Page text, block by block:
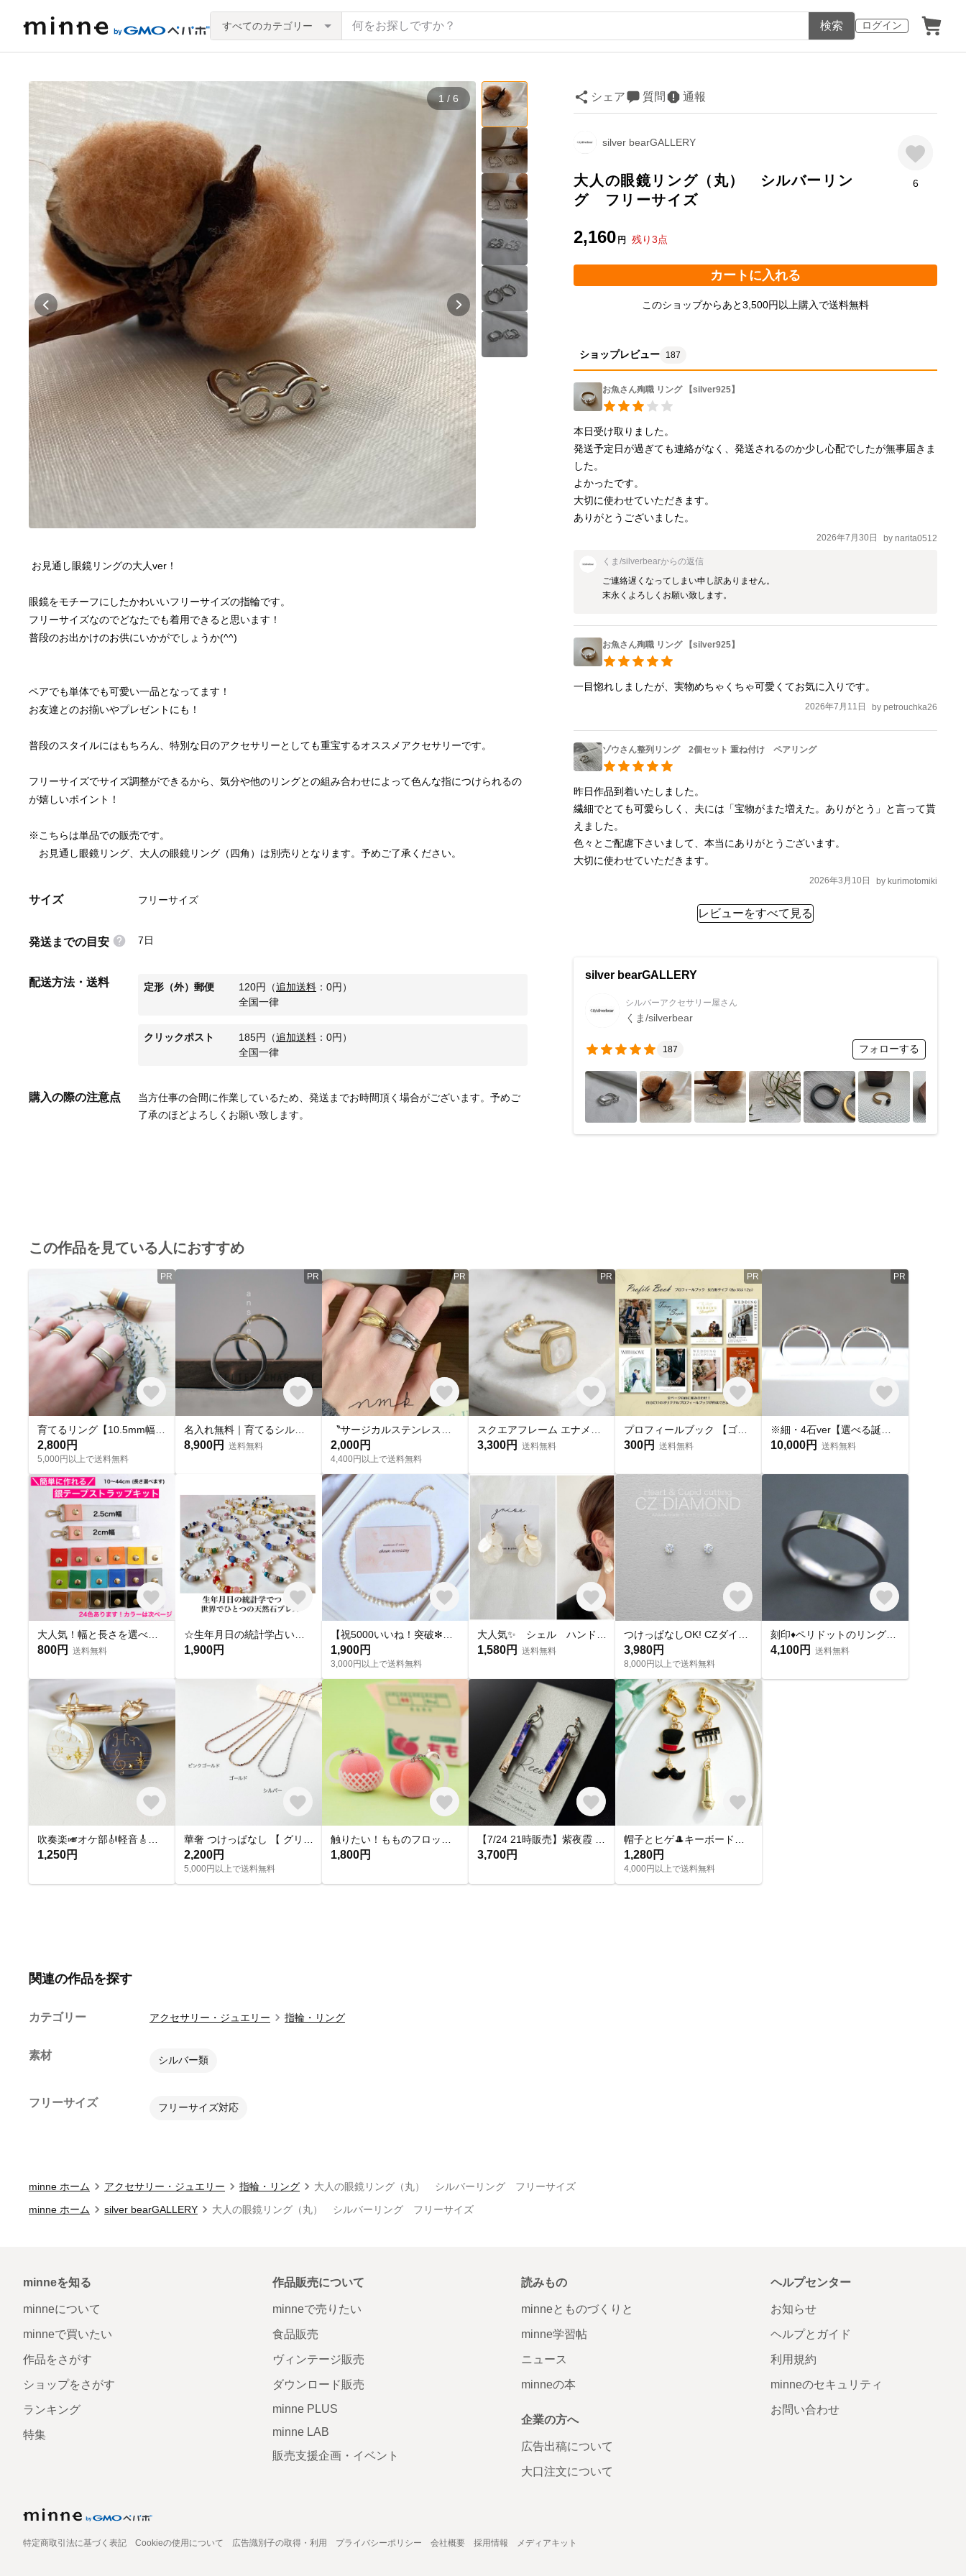
ログイン
すべてのカテゴリー 検索
1 / 6 シェア 質問 通報
silver bearGALLERY
大人の眼鏡リング（丸） シルバーリン
グ フリーサイズ
2,160 円 残り3点
6
カートに入れる
このショップからあと3,500円以上購入で送料無料
お見通し眼鏡リングの大人ver！
眼鏡をモチーフにしたかわいいフリーサイズの指輪です。
フリーサイズなのでどなたでも着用できると思います！
普段のお出かけのお供にいかがでしょうか(^^)
ペアでも単体でも可愛い一品となってます！
お友達とのお揃いやプレゼントにも！
普段のスタイルにはもちろん、特別な日のアクセサリーとしても重宝するオススメアクセサリーです。
フリーサイズでサイズ調整ができるから、気分や他のリングとの組み合わせによって色んな指につけられるの
が嬉しいポイント！
※こちらは単品での販売です。
お見通し眼鏡リング、大人の眼鏡リング（四角）は別売りとなります。予めご了承ください。
サイズ フリーサイズ
発送までの目安 7日
配送方法・送料 定形（外）郵便 120円 （追加送料 ： 0円）
全国一律
クリックポスト 185円 （追加送料 ： 0円）
全国一律
購入の際の注意点
当方仕事の合間に作業しているため、発送までお時間頂く場合がございます。予めご
了承のほどよろしくお願い致します。
ショップレビュー 187
お魚さん殉職 リング 【silver925】
本日受け取りました。
発送予定日が過ぎても連絡がなく、発送されるのか少し心配でしたが無事届きま
した。
よかったです。
大切に使わせていただきます。
ありがとうございました。
2026年7月30日 by narita0512
くま/silverbearからの返信
ご連絡遅くなってしまい申し訳ありません。
末永くよろしくお願い致します。
お魚さん殉職 リング 【silver925】
一目惚れしましたが、実物めちゃくちゃ可愛くてお気に入りです。
2026年7月11日 by petrouchka26
ゾウさん整列リング 2個セット 重ね付け ペアリング
昨日作品到着いたしました。
繊細でとても可愛らしく、夫には「宝物がまた増えた。ありがとう」と言って貰
えました。
色々とご配慮下さいまして、本当にありがとうございます。
大切に使わせていただきます。
2026年3月10日 by kurimotomiki
レビューをすべて見る
silver bearGALLERY
シルバーアクセサリー屋さん
くま/silverbear
187 フォローする
この作品を見ている人におすすめ
PR
2,800円
5,000円以上で送料無料
PR
8,900円 送料無料
PR
2,000円
4,400円以上で送料無料
PR
3,300円 送料無料
PR
300円 送料無料
PR
10,000円 送料無料
800円 送料無料 1,900円 1,900円
3,000円以上で送料無料
1,580円 送料無料 3,980円
8,000円以上で送料無料
4,100円 送料無料
1,250円 2,200円
5,000円以上で送料無料
1,800円 3,700円 1,280円
4,000円以上で送料無料
関連の作品を探す
カテゴリー アクセサリー・ジュエリー 指輪・リング
素材 シルバー類
フリーサイズ フリーサイズ対応
minne ホーム アクセサリー・ジュエリー 指輪・リング
大人の眼鏡リング（丸） シルバーリング フリーサイズ
minne ホーム
silver bearGALLERY 大人の眼鏡リング（丸） シルバーリング フリーサイズ
minneを知る
minneについて
minneで買いたい
作品をさがす
ショップをさがす
ランキング
特集
作品販売について
minneで売りたい
食品販売
ヴィンテージ販売
ダウンロード販売
minne PLUS
minne LAB
販売支援企画・イベント
読みもの
minneとものづくりと
minne学習帖
ニュース
minneの本
企業の方へ
広告出稿について
大口注文について
ヘルプセンター
お知らせ
ヘルプとガイド
利用規約
minneのセキュリティ
お問い合わせ
特定商取引法に基づく表記 Cookieの使用について 広告識別子の取得・利用 プライバシーポリシー 会社概要 採用情報 メディアキット